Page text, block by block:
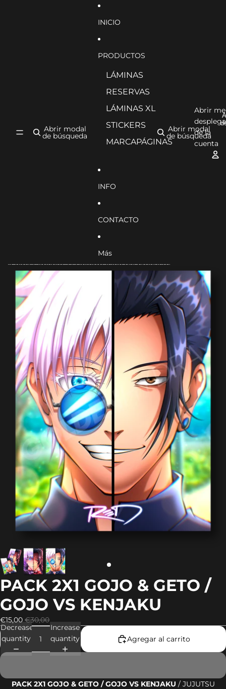
Abrir modal
de búsqueda
INICIO
PRODUCTOS
LÁMINAS
RESERVAS
LÁMINAS XL
STICKERS
MARCAPÁGINAS
INFO
CONTACTO
Más
Abrir modal
de búsqueda
Abrir
de la
cuenta
Ir directamente a la información del producto
PACK 2X1 GOJO & GETO /
GOJO VS KENJAKU
€15,00 €30,00
Decrease
quantity
Increase
quantity
Agregar al carrito
PACK 2X1 GOJO & GETO / GOJO VS KENJAKU / JUJUTSU